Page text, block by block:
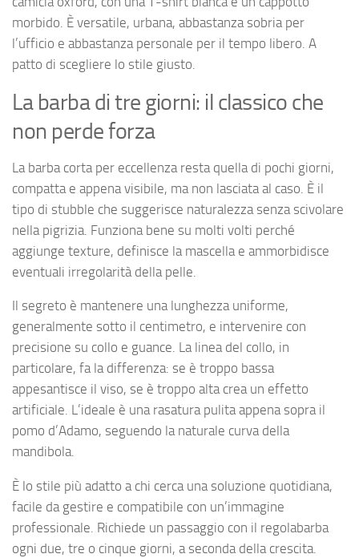
morbido. È versatile, urbana, abbastanza sobria per
l’ufficio e abbastanza personale per il tempo libero. A
patto di scegliere lo stile giusto.
La barba di tre giorni: il classico che
non perde forza
La barba corta per eccellenza resta quella di pochi giorni,
compatta e appena visibile, ma non lasciata al caso. È il
tipo di stubble che suggerisce naturalezza senza scivolare
nella pigrizia. Funziona bene su molti volti perché
aggiunge texture, definisce la mascella e ammorbidisce
eventuali irregolarità della pelle.
Il segreto è mantenere una lunghezza uniforme,
generalmente sotto il centimetro, e intervenire con
precisione su collo e guance. La linea del collo, in
particolare, fa la differenza: se è troppo bassa
appesantisce il viso, se è troppo alta crea un effetto
artificiale. L’ideale è una rasatura pulita appena sopra il
pomo d’Adamo, seguendo la naturale curva della
mandibola.
È lo stile più adatto a chi cerca una soluzione quotidiana,
facile da gestire e compatibile con un’immagine
professionale. Richiede un passaggio con il regolabarba
ogni due, tre o cinque giorni, a seconda della crescita.